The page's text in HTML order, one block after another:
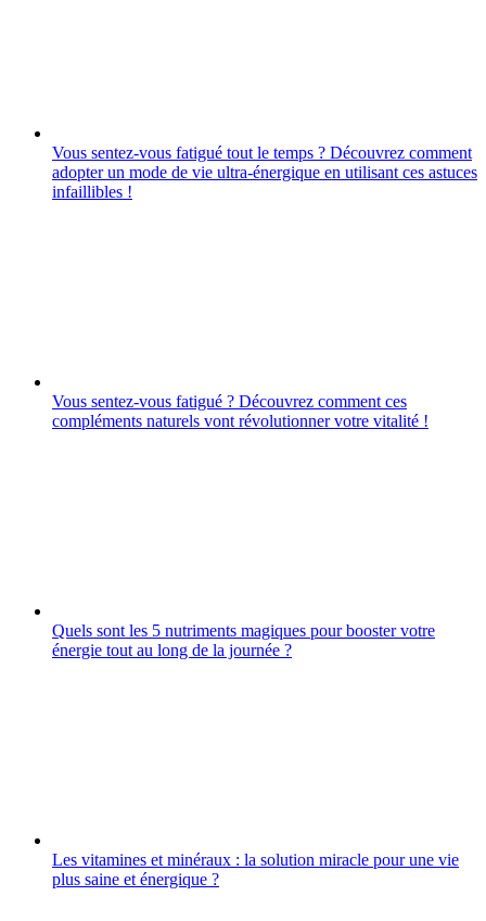
Vous sentez-vous fatigué tout le temps ? Découvrez comment
adopter un mode de vie ultra-énergique en utilisant ces astuces
infaillibles !
Vous sentez-vous fatigué ? Découvrez comment ces
compléments naturels vont révolutionner votre vitalité !
Quels sont les 5 nutriments magiques pour booster votre
énergie tout au long de la journée ?
Les vitamines et minéraux : la solution miracle pour une vie
plus saine et énergique ?